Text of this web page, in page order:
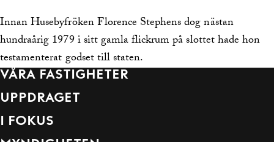
Innan Husebyfröken Florence Stephens dog nästan
hundraårig 1979 i sitt gamla flickrum på slottet hade hon
testamenterat godset till staten.
VÅRA FASTIGHETER
UPPDRAGET
I FOKUS